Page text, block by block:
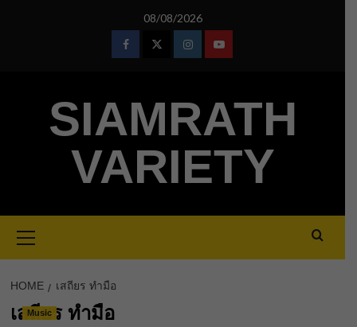
08/08/2026
FacebookTwitterInstagramYoutube
SIAMRATH
VARIETY
Menu
HOME เสถียร ทำมือ
เสถียร ทำมือ
Music